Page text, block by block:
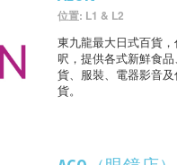
位置: L1 & L2
東九龍最大日式百貨
呎，提供各式新鮮食
貨、服裝、電器影音
貨。